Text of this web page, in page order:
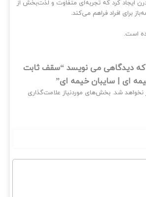
کرد که تجربه‌ای متفاوت و لذت‌بخش از
افراد فراهم می‌کند.
می نویسد “سقف ثابت
| سایبان خیمه ای”
شد. بخش‌های موردنیاز علامت‌گذاری